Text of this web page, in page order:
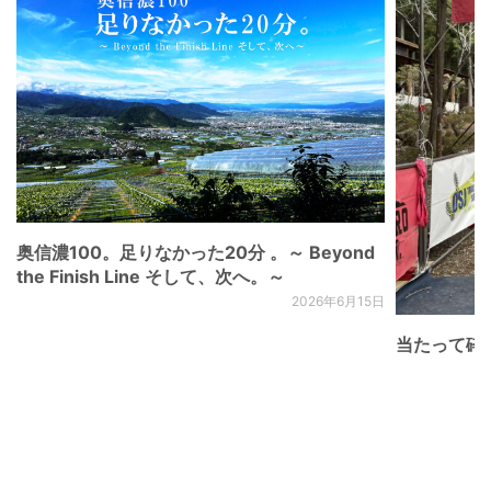
奥信濃100。足りなかった20分 。～ Beyond
the Finish Line そして、次へ。～
2026年6月15日
当たって砕